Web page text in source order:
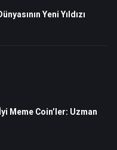
Yeni Yıldızı
Meme Coin’ler: Uzman